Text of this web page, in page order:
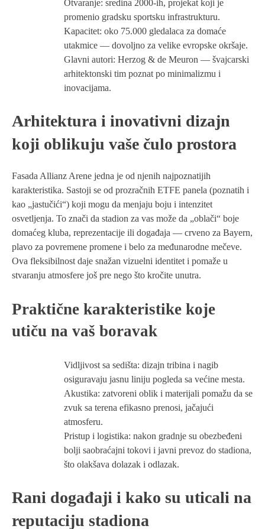
Otvaranje: sredina 2000-ih, projekat koji je
promenio gradsku sportsku infrastrukturu.
Kapacitet: oko 75.000 gledalaca za domaće
utakmice — dovoljno za velike evropske okršaje.
Glavni autori: Herzog & de Meuron — švajcarski
arhitektonski tim poznat po minimalizmu i
inovacijama.
Arhitektura i inovativni dizajn
koji oblikuju vaše čulo prostora
Fasada Allianz Arene jedna je od njenih najpoznatijih
karakteristika. Sastoji se od prozračnih ETFE panela (poznatih i
kao „jastučići“) koji mogu da menjaju boju i intenzitet
osvetljenja. To znači da stadion za vas može da „oblači“ boje
domaćeg kluba, reprezentacije ili događaja — crveno za Bayern,
plavo za povremene promene i belo za međunarodne mečeve.
Ova fleksibilnost daje snažan vizuelni identitet i pomaže u
stvaranju atmosfere još pre nego što kročite unutra.
Praktične karakteristike koje
utiču na vaš boravak
Vidljivost sa sedišta: dizajn tribina i nagib
osiguravaju jasnu liniju pogleda sa većine mesta.
Akustika: zatvoreni oblik i materijali pomažu da se
zvuk sa terena efikasno prenosi, jačajući
atmosferu.
Pristup i logistika: nakon gradnje su obezbeđeni
bolji saobraćajni tokovi i javni prevoz do stadiona,
što olakšava dolazak i odlazak.
Rani događaji i kako su uticali na
reputaciju stadiona